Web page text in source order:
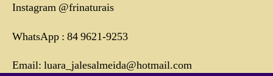
Instagram @frinaturais
WhatsApp : 84 9621-9253
Email: luara_jalesalmeida@hotmail.com